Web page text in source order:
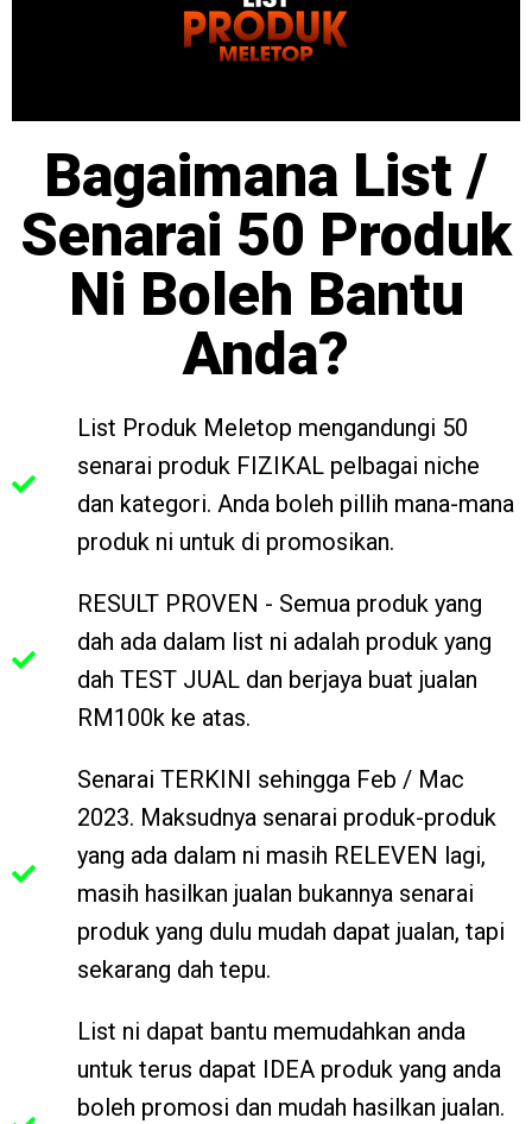
Bagaimana List /
Senarai 50 Produk
Ni Boleh Bantu
Anda?
List Produk Meletop mengandungi 50
senarai produk FIZIKAL pelbagai niche
dan kategori. Anda boleh pillih mana-mana
produk ni untuk di promosikan.
RESULT PROVEN - Semua produk yang
dah ada dalam list ni adalah produk yang
dah TEST JUAL dan berjaya buat jualan
RM100k ke atas.
Senarai TERKINI sehingga Feb / Mac
2023. Maksudnya senarai produk-produk
yang ada dalam ni masih RELEVEN lagi,
masih hasilkan jualan bukannya senarai
produk yang dulu mudah dapat jualan, tapi
sekarang dah tepu.
List ni dapat bantu memudahkan anda
untuk terus dapat IDEA produk yang anda
boleh promosi dan mudah hasilkan jualan.